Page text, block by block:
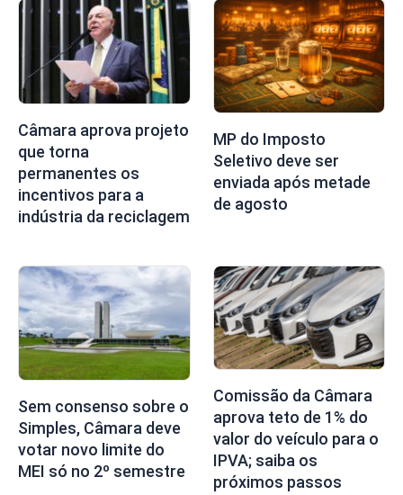
Câmara aprova projeto
que torna
permanentes os
incentivos para a
indústria da reciclagem
MP do Imposto
Seletivo deve ser
enviada após metade
de agosto
Sem consenso sobre o
Simples, Câmara deve
votar novo limite do
MEI só no 2º semestre
Comissão da Câmara
aprova teto de 1% do
valor do veículo para o
IPVA; saiba os
próximos passos